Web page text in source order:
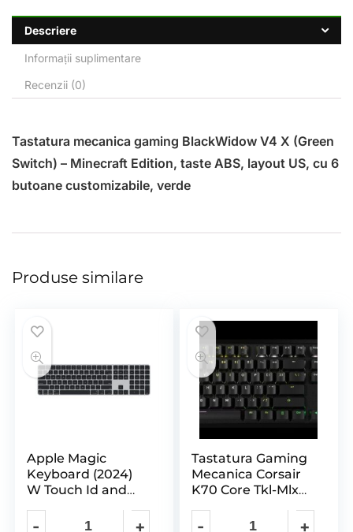
Descriere
Informații suplimentare
Recenzii (0)
Tastatura mecanica gaming BlackWidow V4 X (Green
Switch) – Minecraft Edition, taste ABS, layout US, cu 6
butoane customizabile, verde
Produse similare
Apple Magic
Keyboard (2024)
W Touch Id and
Tastatura Gaming
Mecanica Corsair
K70 Core Tkl-Mlx